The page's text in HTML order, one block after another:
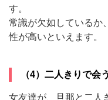
す。
常識が欠如しているか
性が高いといえます。
（4）二人きりで会
女友達が、旦那と二人